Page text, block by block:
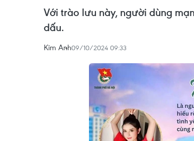
Với trào lưu này, người dùng
dấu.
Kim Anh09/10/2024 09:33